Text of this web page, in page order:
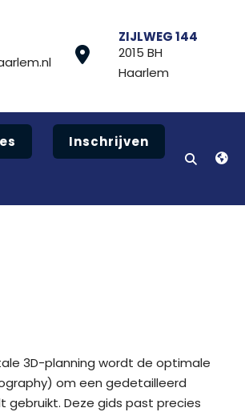
ZIJLWEG 144
2015 BH
Haarlem
Inschrijven
3D-planning wordt de optimale
om een gedetailleerd
gebruikt. Deze gids past precies